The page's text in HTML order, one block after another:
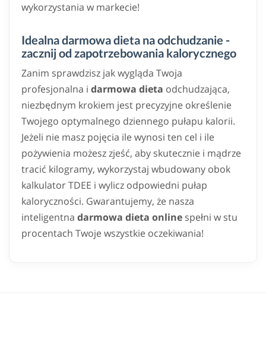
wykorzystania w markecie!
Idealna darmowa dieta na odchudzanie -
zacznij od zapotrzebowania kalorycznego
Zanim sprawdzisz jak wygląda Twoja
profesjonalna i darmowa dieta odchudzająca,
niezbędnym krokiem jest precyzyjne określenie
Twojego optymalnego dziennego pułapu kalorii.
Jeżeli nie masz pojęcia ile wynosi ten cel i ile
pożywienia możesz zjeść, aby skutecznie i mądrze
tracić kilogramy, wykorzystaj wbudowany obok
kalkulator TDEE i wylicz odpowiedni pułap
kaloryczności. Gwarantujemy, że nasza
inteligentna darmowa dieta online spełni w stu
procentach Twoje wszystkie oczekiwania!